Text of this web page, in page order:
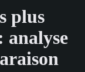
plus
analyse